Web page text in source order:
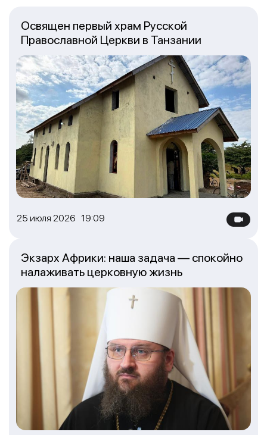
25 июля 2026 19:09
Освящен первый храм Русской
Православной Церкви в Танзании
Экзарх Африки: наша задача — спокойно
налаживать церковную жизнь